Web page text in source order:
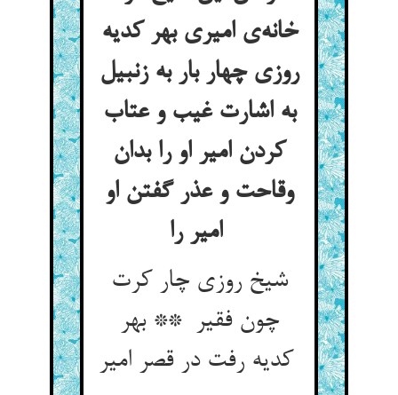
خانه‌ی امیری بهر کدیه
روزی چهار بار به زنبیل
به اشارت غیب و عتاب
کردن امیر او را بدان
وقاحت و عذر گفتن او
امیر را
شیخ روزی چار کرت
چون فقیر ** بهر
کدیه رفت در قصر امیر